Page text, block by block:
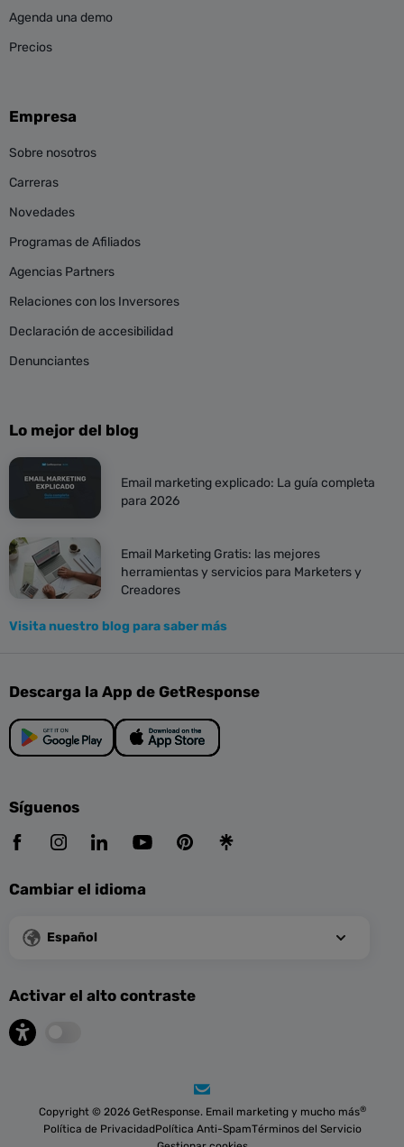
Agenda una demo
Precios
Empresa
Sobre nosotros
Carreras
Novedades
Programas de Afiliados
Agencias Partners
Relaciones con los Inversores
Declaración de accesibilidad
Denunciantes
Lo mejor del blog
Email marketing explicado: La guía completa
para 2026
Email Marketing Gratis: las mejores
herramientas y servicios para Marketers y
Creadores
Visita nuestro blog para saber más
Descarga la App de GetResponse
Síguenos
Cambiar el idioma
Español
Activar el alto contraste
Copyright © 2026 GetResponse. Email marketing y mucho más®
Política de PrivacidadPolítica Anti-SpamTérminos del Servicio